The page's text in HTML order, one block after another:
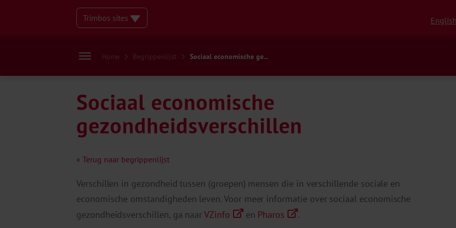
Trimbos sites
Home Begrippenlijst Sociaal economische ge...
Sociaal economische
gezondheidsverschillen
« Terug naar begrippenlijst
Verschillen in gezondheid tussen (groepen) mensen die in verschillende sociale en
economische omstandigheden leven. Voor meer informatie over sociaal economische
gezondheidsverschillen, ga naarVZinfo en Pharos .